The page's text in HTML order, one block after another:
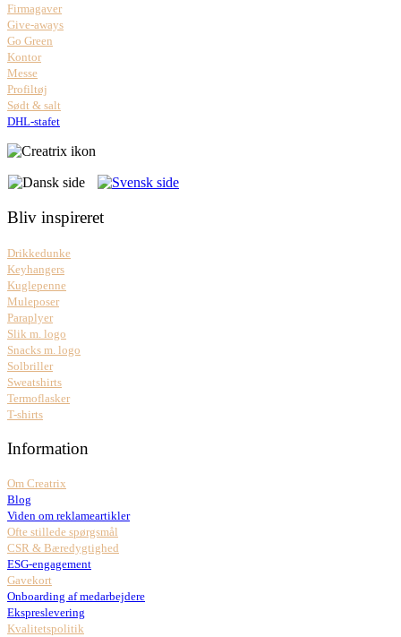
Firmagaver
Give-aways
Go Green
Kontor
Messe
Profiltøj
Sødt & salt
DHL-stafet
Bliv inspireret
Drikkedunke
Keyhangers
Kuglepenne
Muleposer
Paraplyer
Slik m. logo
Snacks m. logo
Solbriller
Sweatshirts
Termoflasker
T-shirts
Information
Om Creatrix
Blog
Viden om reklameartikler
Ofte stillede spørgsmål
CSR & Bæredygtighed
ESG-engagement
Gavekort
Onboarding af medarbejdere
Ekspreslevering
Kvalitetspolitik